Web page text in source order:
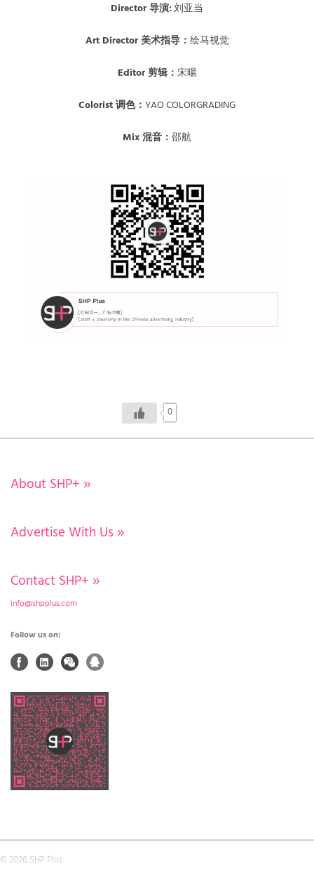
Director 导演:刘亚当
Art Director 美术指导： 绘马视觉
Editor 剪辑： 宋暘
Colorist 调色： YAO COLORGRADING
Mix 混音： 邵航
0
About SHP+ »
Advertise With Us »
Contact SHP+ »
info@shpplus.com
Follow us on:
© 2026 SHP Plus